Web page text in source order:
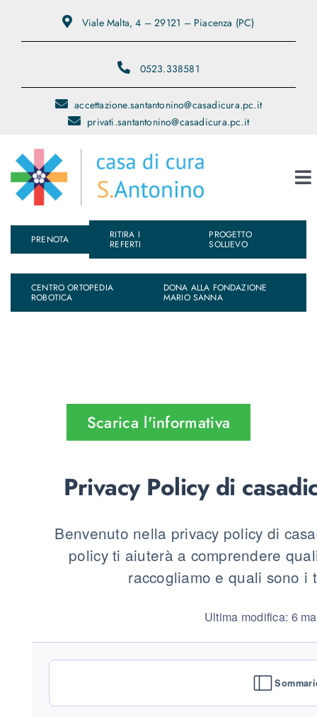
contenuto
Viale Malta, 4 – 29121 – Piacenza (PC)
0523.338581
accettazione.santantonino@casadicura.pc.it
privati.santantonino@casadicura.pc.it
Chi Siamo
Servizi
PRENOTA RITIRA I
REFERTI
PROGETTO
SOLLIEVO
CENTRO ORTOPEDIA
ROBOTICA
DONA ALLA FONDAZIONE
MARIO SANNA
Scarica l'informativa
Privacy Policy di
Benvenuto nella privacy policy di
policy ti aiuterà a comprendere
raccogliamo e quali sono i
Ultima modifica: 6